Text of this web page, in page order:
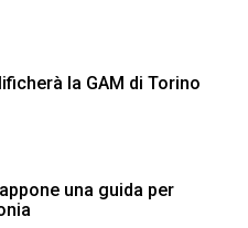
la GAM di Torino
una guida per